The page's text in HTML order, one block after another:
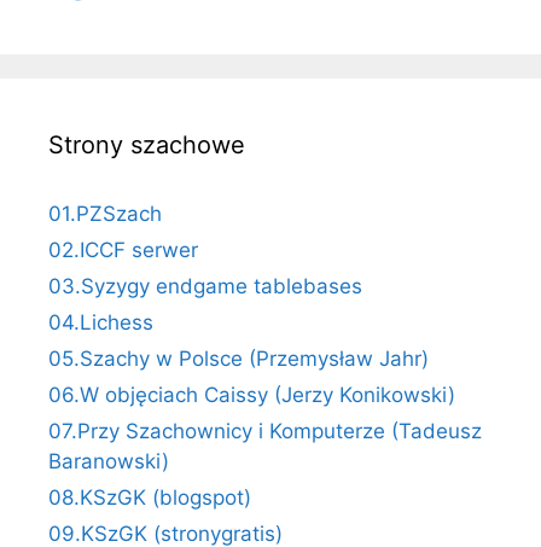
Strony szachowe
01.PZSzach
02.ICCF serwer
03.Syzygy endgame tablebases
04.Lichess
05.Szachy w Polsce (Przemysław Jahr)
06.W objęciach Caissy (Jerzy Konikowski)
07.Przy Szachownicy i Komputerze (Tadeusz
Baranowski)
08.KSzGK (blogspot)
09.KSzGK (stronygratis)